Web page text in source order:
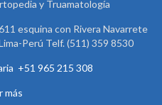
y Truamatología
esquina con Rivera Navarrete
Perú Telf. (511) 359 8530
+51 965 215 308
más